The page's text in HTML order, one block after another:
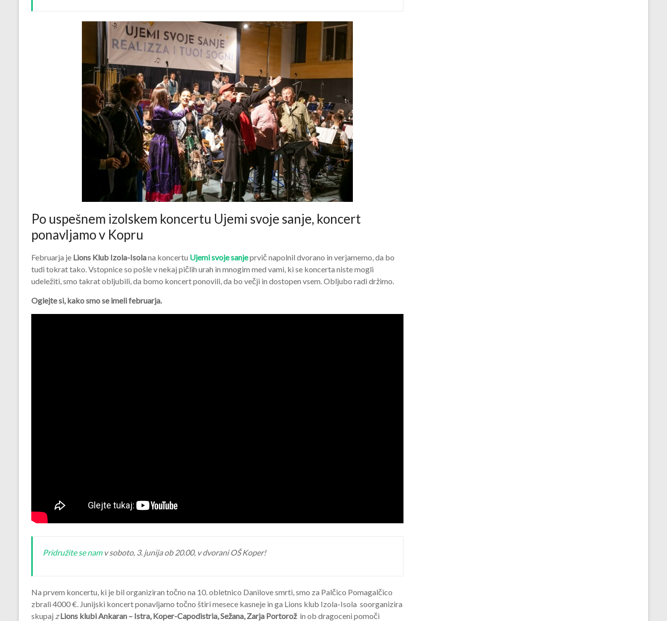
Po uspešnem izolskem koncertu Ujemi svoje sanje, koncert
ponavljamo v Kopru
Februarja je Lions Klub Izola-Isolana koncertu Ujemi svoje sanjeprvič napolnil dvorano in verjamemo, da bo
tudi tokrat tako. Vstopnice so pošle v nekaj pičlih urah in mnogim med vami, ki se koncerta niste mogli
udeležiti, smo takrat obljubili, da bomo koncert ponovili, da bo večji in dostopen vsem. Obljubo radi držimo.
Oglejte si, kako smo se imeli februarja.
Pridružite se namv soboto, 3. junija ob 20.00, v dvorani OŠ Koper!
Na prvem koncertu, ki je bil organiziran točno na 10. obletnico Danilove smrti, smo za Palčico Pomagalčico
zbrali 4000 €. Junijski koncert ponavljamo točno štiri mesece kasneje in ga Lions klub Izola-Isola soorganizira
skupaj zLions klubi Ankaran – Istra, Koper-Capodistria, Sežana, Zarja Portorož in ob dragoceni pomoči